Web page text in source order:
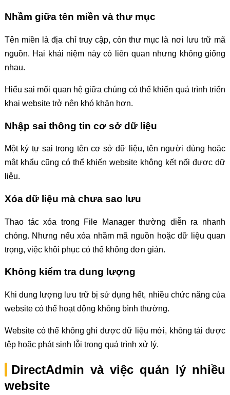
Nhầm giữa tên miền và thư mục
Tên miền là địa chỉ truy cập, còn thư mục là nơi lưu trữ mã
nguồn. Hai khái niệm này có liên quan nhưng không giống
nhau.
Hiểu sai mối quan hệ giữa chúng có thể khiến quá trình triển
khai website trở nên khó khăn hơn.
Nhập sai thông tin cơ sở dữ liệu
Một ký tự sai trong tên cơ sở dữ liệu, tên người dùng hoặc
mật khẩu cũng có thể khiến website không kết nối được dữ
liệu.
Xóa dữ liệu mà chưa sao lưu
Thao tác xóa trong File Manager thường diễn ra nhanh
chóng. Nhưng nếu xóa nhầm mã nguồn hoặc dữ liệu quan
trọng, việc khôi phục có thể không đơn giản.
Không kiểm tra dung lượng
Khi dung lượng lưu trữ bị sử dụng hết, nhiều chức năng của
website có thể hoạt động không bình thường.
Website có thể không ghi được dữ liệu mới, không tải được
tệp hoặc phát sinh lỗi trong quá trình xử lý.
DirectAdmin và việc quản lý nhiều
website